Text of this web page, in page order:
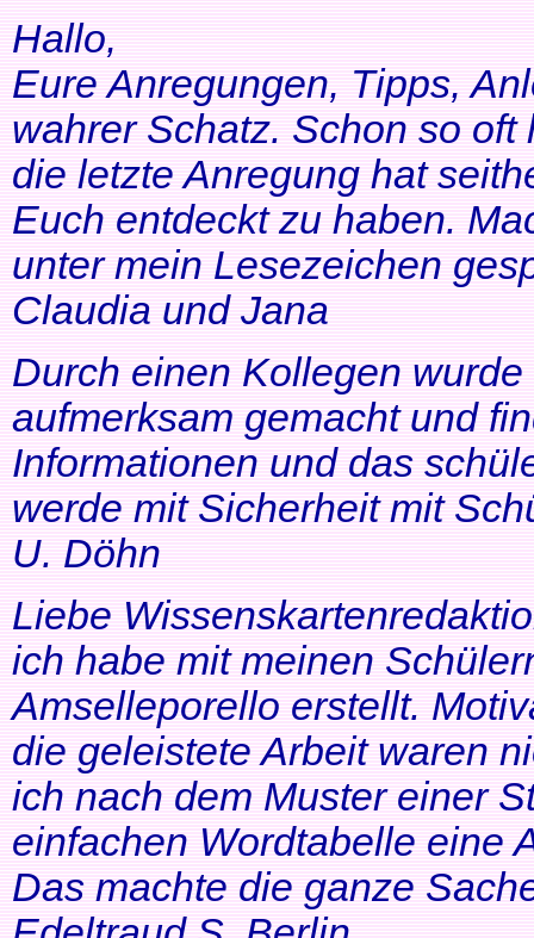
Hallo,
Eure Anregungen, Tipps,
wahrer Schatz. Schon so
die letzte Anregung hat
Euch entdeckt zu haben.
unter mein Lesezeichen
Claudia und Jana
Durch einen Kollegen
aufmerksam gemacht und
Informationen und das
werde mit Sicherheit mit
U. Döhn
Liebe
ich habe mit meinen
Amselleporello erstellt.
die geleistete Arbeit waren
ich nach dem Muster einer
einfachen Wordtabelle eine
Das machte die ganze